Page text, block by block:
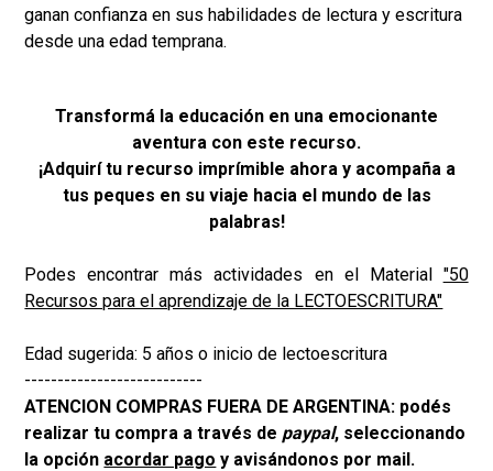
ganan confianza en sus habilidades de lectura y escritura
desde una edad temprana.
Transformá la educación en una emocionante
aventura con este recurso.
¡Adquirí tu recurso imprímible ahora y acompaña a
tus peques en su viaje hacia el mundo de las
palabras!
Podes encontrar más actividades en el Material "50
Recursos para el aprendizaje de la LECTOESCRITURA"
Edad sugerida: 5 años o inicio de lectoescritura
---------------------------
ATENCION COMPRAS FUERA DE ARGENTINA: podés
realizar tu compra a través de paypal, seleccionando
la opción acordar pago y avisándonos por mail.